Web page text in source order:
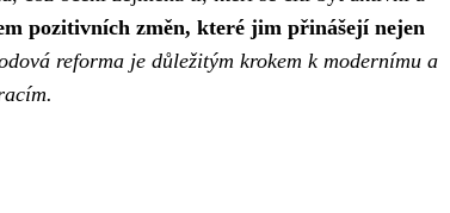
pozitivních změn, které jim přinášejí nejen
reforma je důležitým krokem k modernímu a